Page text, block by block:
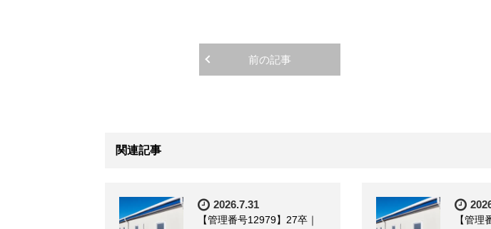
前の記事
関連記事
2026.7.31
【管理番号12979】27卒｜
【管理